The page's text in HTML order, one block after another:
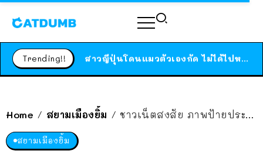
Trending!! ได้เวลาเด็กหนวดรวมตัว RF Online Next เปิดให้เล่นแล้ว เกม Sci-Fi MMORPG ระดับตำนาน เล่นได้ทั้งมือถือและ PC
Home / สยามเมืองยิ้ม / ชาวเน็ตสงสัย ภาพป้ายประชาสัมพันธ์ “กองบัญชาการตํารวจท่องเที่ยว” ต่างชาติอ่านออกไหม ไทยล้วนๆ ขนาดนี้
สยามเมืองยิ้ม